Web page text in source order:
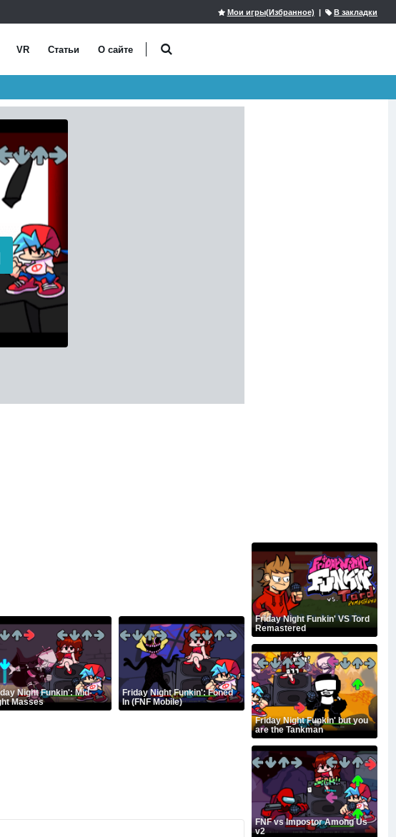
Мои игры(Избранное) | В закладки
VR Статьи О сайте
Night Funkin': Mid-
Masses
Friday Night Funkin': Foned
In (FNF Mobile)
Friday Night Funkin' VS Tord
Remastered
Friday Night Funkin' but you
are the Tankman
FNF vs Impostor Among Us
v2